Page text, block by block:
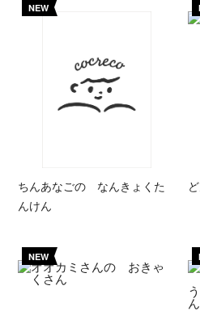
NEW
ちんあなごの なんきょくた
んけん
NEW